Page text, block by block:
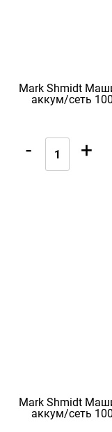
Mark Shmidt
аккум/сеть
- +
Mark Shmidt
аккум/сеть